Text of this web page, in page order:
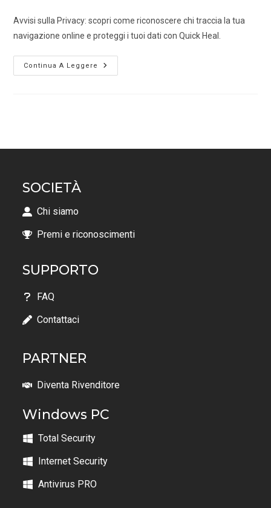
Avvisi sulla Privacy: scopri come riconoscere chi traccia la tua
navigazione online e proteggi i tuoi dati con Quick Heal.
Continua A Leggere
SOCIETÀ
Chi siamo
Premi e riconoscimenti
SUPPORTO
FAQ
Contattaci
PARTNER
Diventa Rivenditore
Windows PC
Total Security
Internet Security
Antivirus PRO